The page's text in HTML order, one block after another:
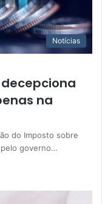
Notícias
na
do Imposto sobre
pelo governo…